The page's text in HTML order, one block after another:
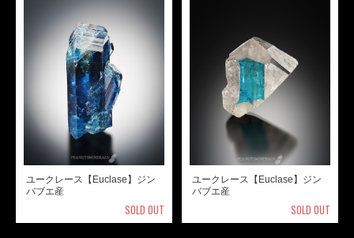
ユークレース【Euclase】ジン
バブエ産
SOLD OUT
ユークレース【Euclase】ジン
バブエ産
SOLD OUT